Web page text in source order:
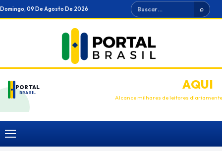
Ir
para
Domingo, 09 De Agosto De 2026 Buscar ⌕
PORTAL
BRASIL
ANUNCIEAQUI
Alcance milhares de leitores diariamente
Menu